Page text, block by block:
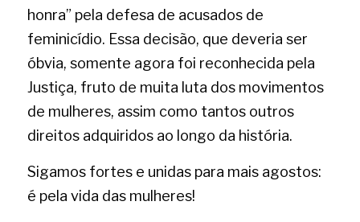
honra” pela defesa de acusados de
feminicídio. Essa decisão, que deveria ser
óbvia, somente agora foi reconhecida pela
Justiça, fruto de muita luta dos movimentos
de mulheres, assim como tantos outros
direitos adquiridos ao longo da história.
Sigamos fortes e unidas para mais agostos:
é pela vida das mulheres!